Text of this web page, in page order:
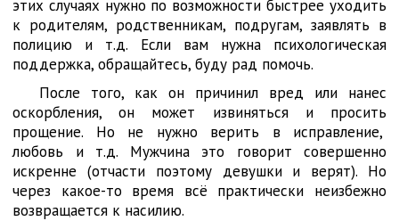
этих случаях нужно по возможности быстрее уходить
к родителям, родственникам, подругам, заявлять в
полицию и т.д. Если вам нужна психологическая
поддержка, обращайтесь, буду рад помочь.
После того, как он причинил вред или нанес
оскорбления, он может извиняться и просить
прощение. Но не нужно верить в исправление,
любовь и т.д. Мужчина это говорит совершенно
искренне (отчасти поэтому девушки и верят). Но
через какое-то время всё практически неизбежно
возвращается к насилию.